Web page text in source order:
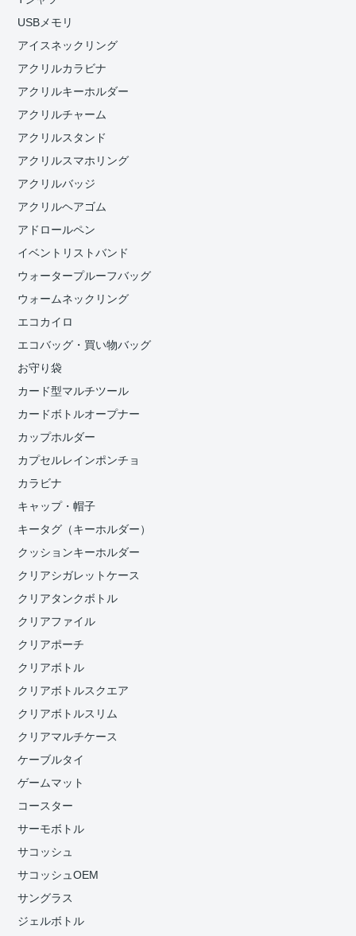
USBメモリ
アイスネックリング
アクリルカラビナ
アクリルキーホルダー
アクリルチャーム
アクリルスタンド
アクリルスマホリング
アクリルバッジ
アクリルヘアゴム
アドロールペン
イベントリストバンド
ウォータープルーフバッグ
ウォームネックリング
エコカイロ
エコバッグ・買い物バッグ
お守り袋
カード型マルチツール
カードボトルオープナー
カップホルダー
カプセルレインポンチョ
カラビナ
キャップ・帽子
キータグ（キーホルダー）
クッションキーホルダー
クリアシガレットケース
クリアタンクボトル
クリアファイル
クリアポーチ
クリアボトル
クリアボトルスクエア
クリアボトルスリム
クリアマルチケース
ケーブルタイ
ゲームマット
コースター
サーモボトル
サコッシュ
サコッシュOEM
サングラス
ジェルボトル